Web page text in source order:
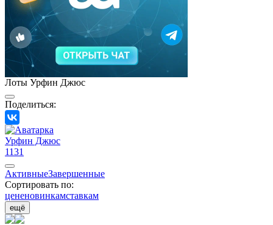
Лоты Урфин Джюс
Поделиться:
Урфин Джюс
1131
АктивныеЗавершенные
Сортировать по:
цененовинкамставкам
ещё